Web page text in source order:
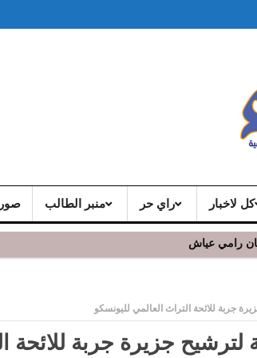
كل لاخبار راي حر منبر الطالب صور
رامي عياش
يتالق و يشد الجمهور الحاضر
جربة للائحة التراث العالمي لليونسكو
لترشيح جزيرة جربة للائحة